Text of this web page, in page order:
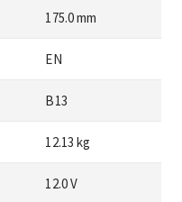
175.0 mm
EN
B13
12.13 kg
12.0 V